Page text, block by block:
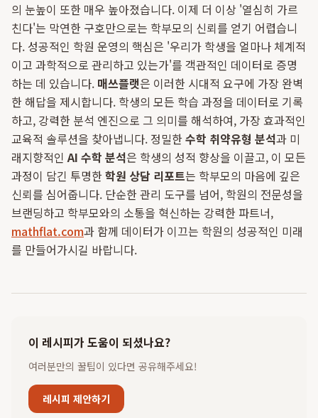
의 눈높이 또한 매우 높아졌습니다. 이제 더 이상 '열심히 가르
친다'는 막연한 구호만으로는 학부모의 신뢰를 얻기 어렵습니
다. 성공적인 학원 운영의 핵심은 '우리가 학생을 얼마나 체계적
이고 과학적으로 관리하고 있는가'를 객관적인 데이터로 증명
하는 데 있습니다. 매쓰플랫은 이러한 시대적 요구에 가장 완벽
한 해답을 제시합니다. 학생의 모든 학습 과정을 데이터로 기록
하고, 강력한 분석 엔진으로 그 의미를 해석하여, 가장 효과적인
교육적 솔루션을 찾아냅니다. 정밀한수학 취약유형 분석과 미
래지향적인AI 수학 분석은 학생의 성적 향상을 이끌고, 이 모든
과정이 담긴 투명한학원 상담 리포트는 학부모의 마음에 깊은
신뢰를 심어줍니다. 단순한 관리 도구를 넘어, 학원의 전문성을
브랜딩하고 학부모와의 소통을 혁신하는 강력한 파트너,
mathflat.com과 함께 데이터가 이끄는 학원의 성공적인 미래
를 만들어가시길 바랍니다.
이 레시피가 도움이 되셨나요?
여러분만의 꿀팁이 있다면 공유해주세요!
레시피 제안하기